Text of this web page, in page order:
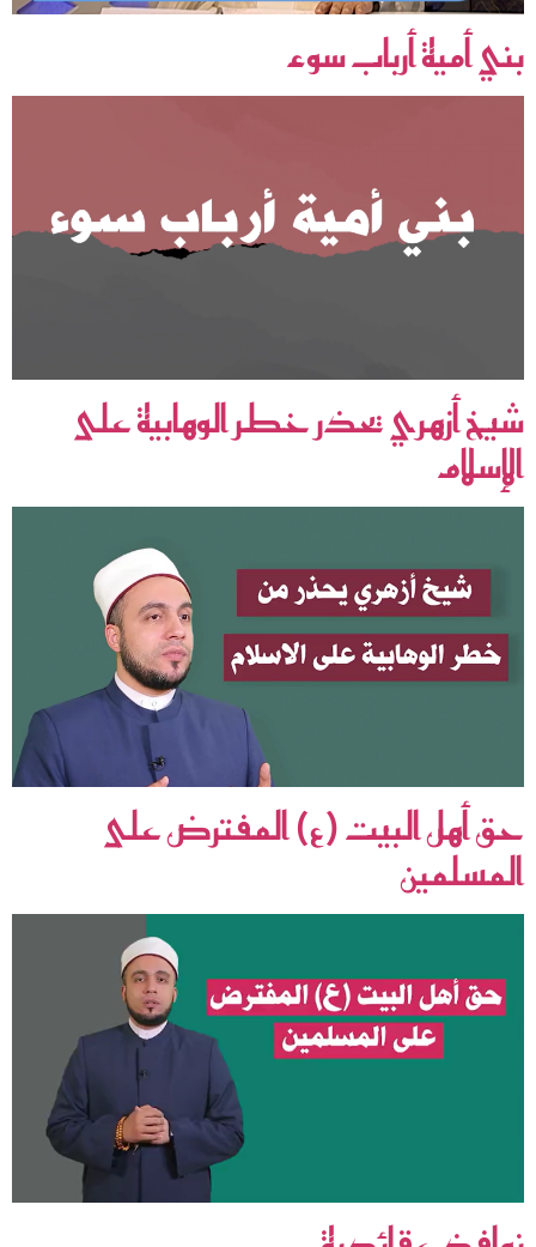
بني أمية أرباب سوء
شيخ أزهري يحذر خطر الوهابية على
الإسلام
حق أهل البيت (ع) المفترض على
المسلمين